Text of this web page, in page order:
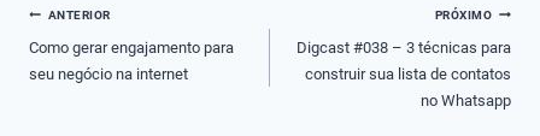
Navegação
de
Post
ANTERIOR
Como gerar engajamento para
seu negócio na internet
PRÓXIMO
Digcast #038 – 3 técnicas para
construir sua lista de contatos
no Whatsapp